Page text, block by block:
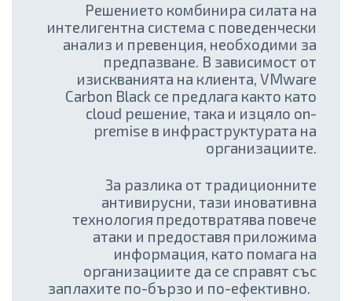
Решението комбинира силата на
интелигентна система с поведенчески
анализ и превенция, необходими за
предпазване. В зависимост от
изискванията на клиента, VMware
Carbon Black се предлага както като
cloud решение, така и изцяло on-
premise в инфраструктурата на
организациите.
За разлика от традиционните
антивирусни, тази иновативна
технология предотвратява повече
атаки и предоставя приложима
информация, като помага на
организациите да се справят със
заплахите по-бързо и по-ефективно.